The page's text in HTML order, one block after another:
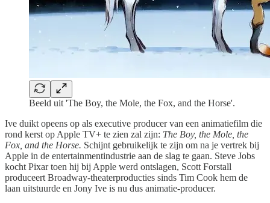
Beeld uit 'The Boy, the Mole, the Fox, and the Horse'.
Ive duikt opeens op als executive producer van een animatiefilm die
rond kerst op Apple TV+ te zien zal zijn: The Boy, the Mole, the
Fox, and the Horse. Schijnt gebruikelijk te zijn om na je vertrek bij
Apple in de entertainmentindustrie aan de slag te gaan. Steve Jobs
kocht Pixar toen hij bij Apple werd ontslagen, Scott Forstall
produceert Broadway-theaterproducties sinds Tim Cook hem de
laan uitstuurde en Jony Ive is nu dus animatie-producer.